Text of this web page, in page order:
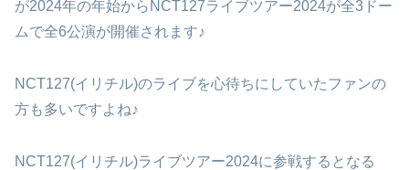
が2024年の年始からNCT127ライブツアー2024が全3ドー
ムで全6公演が開催されます♪
NCT127(イリチル)のライブを心待ちにしていたファンの
方も多いですよね♪
NCT127(イリチル)ライブツアー2024に参戦するとなる